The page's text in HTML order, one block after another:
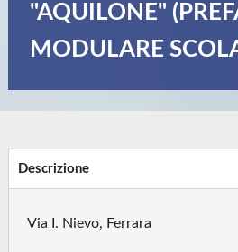
"AQUILONE"
MODULARE
Descrizione
Via I. Nievo, Ferrara